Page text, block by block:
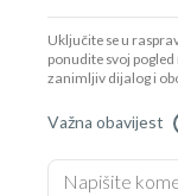
Uključite se u
ponudite svoj
zanimljiv dijalog i
Važna obavijest